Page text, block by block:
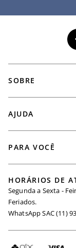
SOBRE
Seja um
Igualdade Salarial
Requisição de
AJUDA
Minha Conta
Trocas
PARA VOCÊ
Maternidade
Seja um Afiliado
HORÁRIOS DE
Segunda a Sexta -
Feriados.
WhatsApp SAC (11)